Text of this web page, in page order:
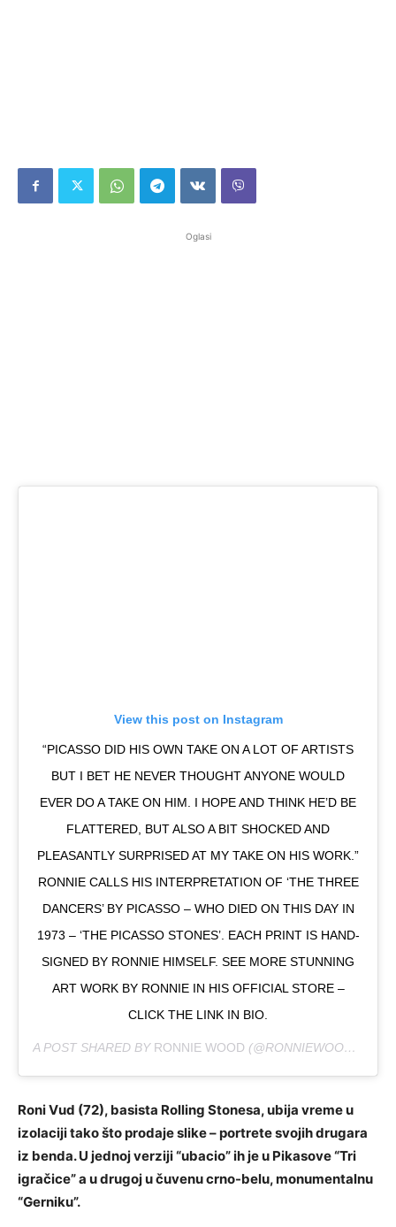
Oglasi
View this post on Instagram
“PICASSO DID HIS OWN TAKE ON A LOT OF ARTISTS
BUT I BET HE NEVER THOUGHT ANYONE WOULD
EVER DO A TAKE ON HIM. I HOPE AND THINK HE’D BE
FLATTERED, BUT ALSO A BIT SHOCKED AND
PLEASANTLY SURPRISED AT MY TAKE ON HIS WORK.”
RONNIE CALLS HIS INTERPRETATION OF ‘THE THREE
DANCERS’ BY PICASSO – WHO DIED ON THIS DAY IN
1973 – ‘THE PICASSO STONES’. EACH PRINT IS HAND-
SIGNED BY RONNIE HIMSELF. SEE MORE STUNNING
ART WORK BY RONNIE IN HIS OFFICIAL STORE –
CLICK THE LINK IN BIO.
A POST SHARED BY RONNIE WOOD (@RONNIEWOOD) ON
Roni Vud (72), basista Rolling Stonesa, ubija vreme u
izolaciji tako što prodaje slike – portrete svojih drugara
iz benda. U jednoj verziji “ubacio” ih je u Pikasove “Tri
igračice” a u drugoj u čuvenu crno-belu, monumentalnu
“Gerniku”.